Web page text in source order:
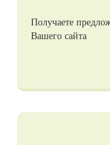
Получаете
Вашего сайта